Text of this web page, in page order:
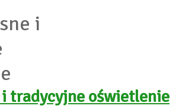
i tradycyjne oświetlenie